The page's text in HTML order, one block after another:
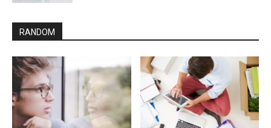
RANDOM